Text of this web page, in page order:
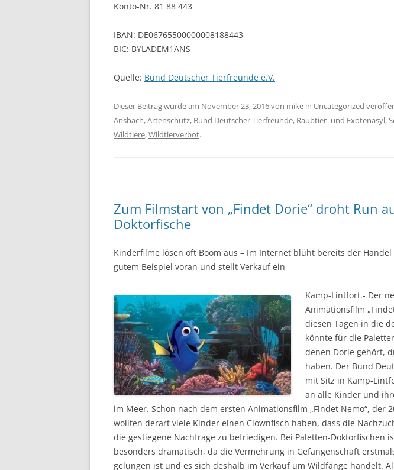
Konto-Nr. 81 88 443
IBAN: DE06765500000008188443
BIC: BYLADEM1ANS
Quelle: Bund Deutscher Tierfreunde e.V.
Dieser Beitrag wurde am November 23, 2016von mike in Uncategorized
Ansbach,Artenschutz, Bund Deutscher Tierfreunde, Raubtier- und Exotenasyl,
Wildtiere,Wildtierverbot.
Zum Filmstart von „Findet Dorie“ droht Run
Doktorfische
Kinderfilme lösen oft Boom aus – Im Internet blüht bereits der
gutem Beispiel voran und stellt Verkauf ein
Kamp-Lintfort.- Der
Animationsfilm
diesen Tagen in die
könnte für die
denen Dorie gehört,
haben. Der Bund
mit Sitz in Kamp-
an alle Kinder und
im Meer. Schon nach dem ersten Animationsfilm „Findet Nemo“, der
wollten derart viele Kinder einen Clownfisch haben, dass die
die gestiegene Nachfrage zu befriedigen. Bei Paletten-Doktorfischen
besonders dramatisch, da die Vermehrung in Gefangenschaft
gelungen ist und es sich deshalb im Verkauf um Wildfänge handelt.